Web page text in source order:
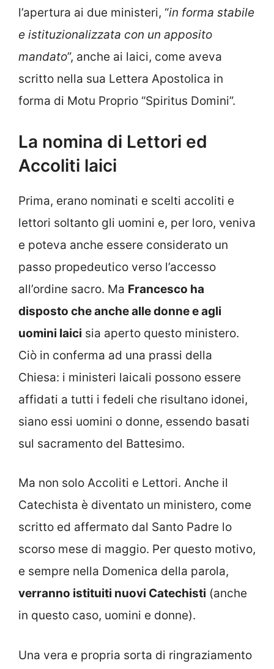
l’apertura ai due ministeri, “in forma stabile
e istituzionalizzata con un apposito
mandato”, anche ai laici, come aveva
scritto nella sua Lettera Apostolica in
forma di Motu Proprio “Spiritus Domini”.
La nomina di Lettori ed
Accoliti laici
Prima, erano nominati e scelti accoliti e
lettori soltanto gli uomini e, per loro, veniva
e poteva anche essere considerato un
passo propedeutico verso l’accesso
all’ordine sacro. Ma Francesco ha
disposto che anche alle donne e agli
uomini laici sia aperto questo ministero.
Ciò in conferma ad una prassi della
Chiesa: i ministeri laicali possono essere
affidati a tutti i fedeli che risultano idonei,
siano essi uomini o donne, essendo basati
sul sacramento del Battesimo.
Ma non solo Accoliti e Lettori. Anche il
Catechista è diventato un ministero, come
scritto ed affermato dal Santo Padre lo
scorso mese di maggio. Per questo motivo,
e sempre nella Domenica della parola,
verranno istituiti nuovi Catechisti (anche
in questo caso, uomini e donne).
Una vera e propria sorta di ringraziamento